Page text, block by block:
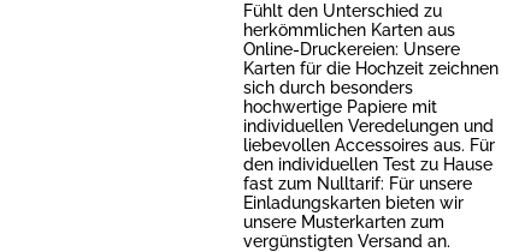
Fühlt den Unterschied zu
herkömmlichen Karten aus
Online-Druckereien: Unsere
Karten für die Hochzeit zeichnen
sich durch besonders
hochwertige Papiere mit
individuellen Veredelungen und
liebevollen Accessoires aus. Für
den individuellen Test zu Hause
fast zum Nulltarif: Für unsere
Einladungskarten bieten wir
unsere Musterkarten zum
vergünstigten Versand an.